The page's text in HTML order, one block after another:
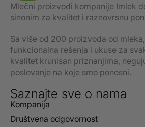
Mlečni proizvodi kompanije Imlek
sinonim za kvalitet i raznovrsnu
Sa više od 200 proizvoda od
funkcionalna rešenja i ukuse za
kvalitet krunisan priznanjima,
poslovanje na koje smo ponosni.
Saznajte sve o nama
Kompanija
Društvena odgovornost